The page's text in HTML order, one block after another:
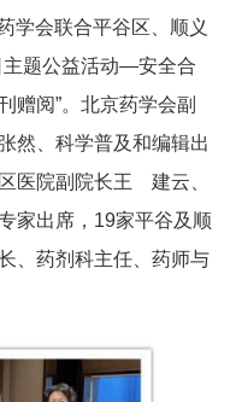
学会联合平谷区、顺义
主题公益活动—安全合
赠阅”。北京药学会副
然、科学普及和编辑出
医院副院长王 建云、
家出席，19家平谷及顺
、药剂科主任、药师与